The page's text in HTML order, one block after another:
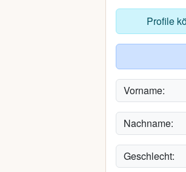
Profile
Vorname:
Nachname:
Geschlecht: